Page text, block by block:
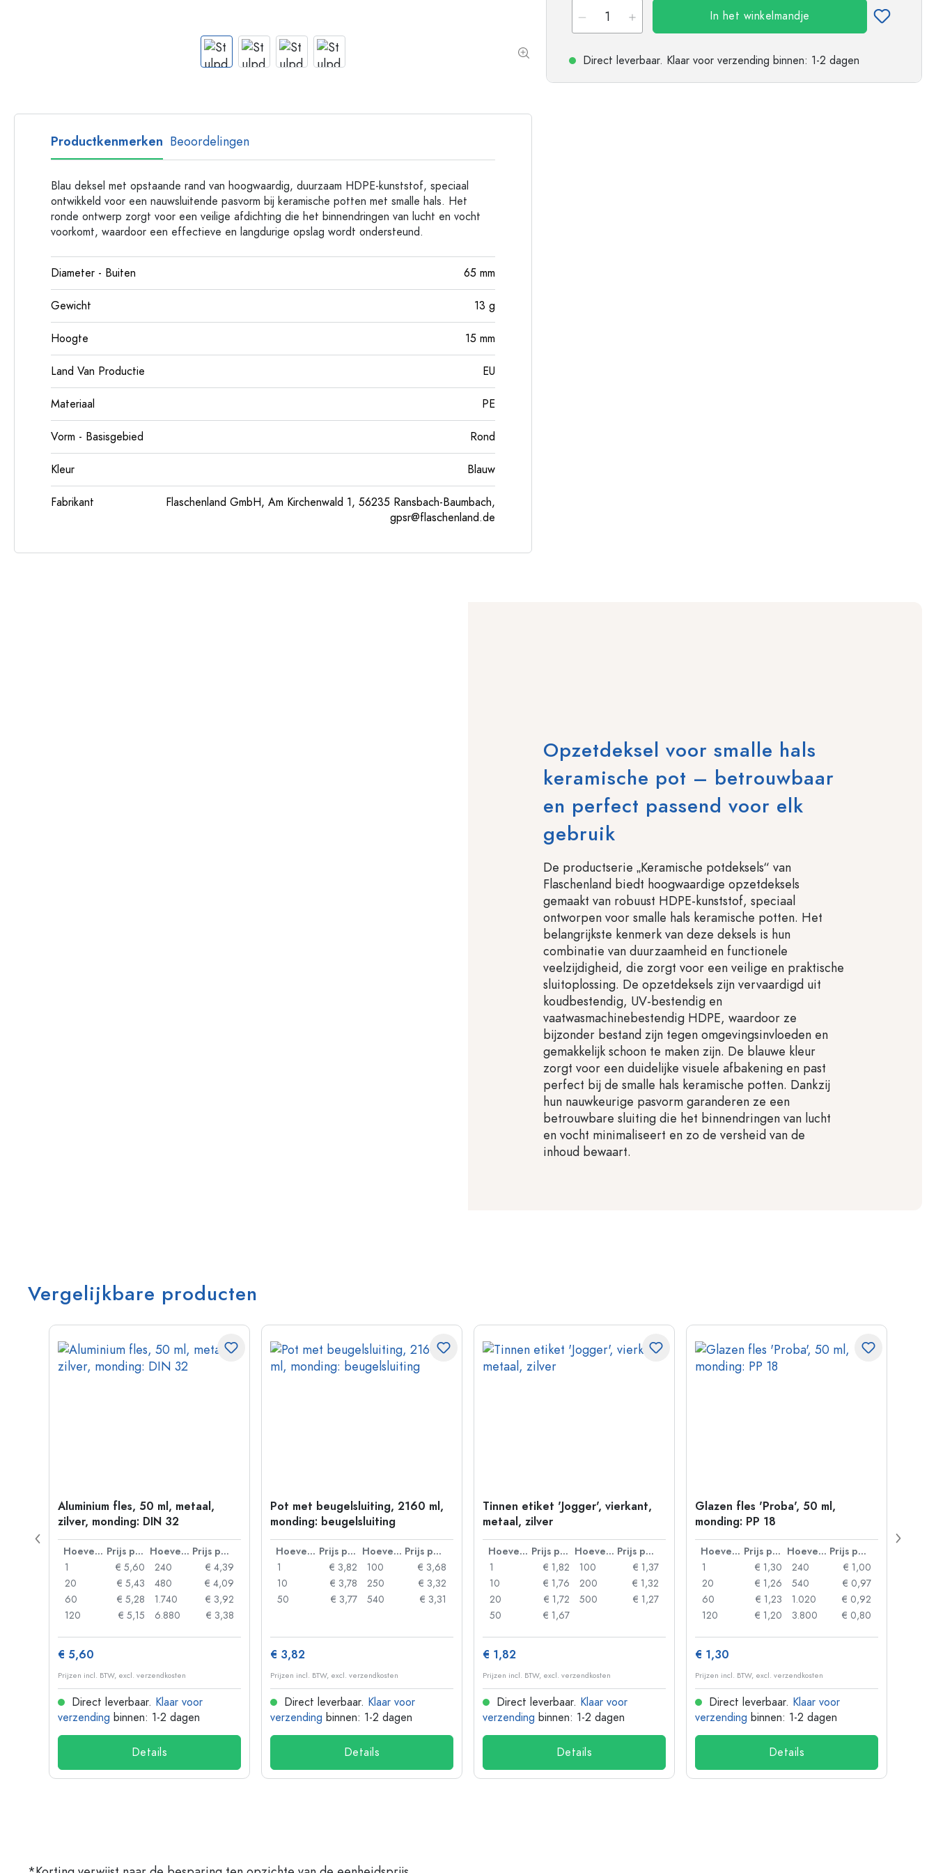
In het winkelmandje
Direct leverbaar. Klaar voor verzending binnen: 1-2 dagen
Productkenmerken Beoordelingen
Blau deksel met opstaande rand van hoogwaardig, duurzaam HDPE-kunststof, speciaal
ontwikkeld voor een nauwsluitende pasvorm bij keramische potten met smalle hals. Het
ronde ontwerp zorgt voor een veilige afdichting die het binnendringen van lucht en vocht
voorkomt, waardoor een effectieve en langdurige opslag wordt ondersteund.
Diameter - Buiten 65 mm
Gewicht 13 g
Hoogte 15 mm
Land Van Productie EU
Materiaal PE
Vorm - Basisgebied Rond
Kleur Blauw
Fabrikant
Flaschenland GmbH, Am Kirchenwald 1, 56235 Ransbach-Baumbach,
gpsr@flaschenland.de
Opzetdeksel voor smalle hals
keramische pot – betrouwbaar
en perfect passend voor elk
gebruik
De productserie „Keramische potdeksels“ van
Flaschenland biedt hoogwaardige opzetdeksels
gemaakt van robuust HDPE-kunststof, speciaal
ontworpen voor smalle hals keramische potten. Het
belangrijkste kenmerk van deze deksels is hun
combinatie van duurzaamheid en functionele
veelzijdigheid, die zorgt voor een veilige en praktische
sluitoplossing. De opzetdeksels zijn vervaardigd uit
koudbestendig, UV-bestendig en
vaatwasmachinebestendig HDPE, waardoor ze
bijzonder bestand zijn tegen omgevingsinvloeden en
gemakkelijk schoon te maken zijn. De blauwe kleur
zorgt voor een duidelijke visuele afbakening en past
perfect bij de smalle hals keramische potten. Dankzij
hun nauwkeurige pasvorm garanderen ze een
betrouwbare sluiting die het binnendringen van lucht
en vocht minimaliseert en zo de versheid van de
inhoud bewaart.
Vergelijkbare producten
Aluminium fles, 50 ml, metaal,
zilver, monding: DIN 32
Hoeveelheid Prijs per eenheid Hoeveelheid
Prijs per eenheid
1
€ 5,60
20
€ 5,43
60
€ 5,28
120
€ 5,15
240
€ 4,39
480
€ 4,09
1.740
€ 3,92
6.880
€ 3,38
€ 5,60
Prijzen incl. BTW, excl. verzendkosten
Direct leverbaar. Klaar voor
verzending binnen: 1-2 dagen
Details
Pot met beugelsluiting, 2160 ml,
monding: beugelsluiting
Hoeveelheid Prijs per eenheid Hoeveelheid
Prijs per eenheid
1
€ 3,82
10
€ 3,78
50
€ 3,77
100
€ 3,68
250
€ 3,32
540
€ 3,31
€ 3,82
Prijzen incl. BTW, excl. verzendkosten
Direct leverbaar. Klaar voor
verzending binnen: 1-2 dagen
Details
Tinnen etiket 'Jogger', vierkant,
metaal, zilver
Hoeveelheid Prijs per eenheid Hoeveelheid
Prijs per eenheid
1
€ 1,82
10
€ 1,76
20
€ 1,72
50
€ 1,67
100
€ 1,37
200
€ 1,32
500
€ 1,27
€ 1,82
Prijzen incl. BTW, excl. verzendkosten
Direct leverbaar. Klaar voor
verzending binnen: 1-2 dagen
Details
Glazen fles 'Proba', 50 ml,
monding: PP 18
Hoeveelheid Prijs per eenheid Hoeveelheid
Prijs per eenheid
1
€ 1,30
20
€ 1,26
60
€ 1,23
120
€ 1,20
240
€ 1,00
540
€ 0,97
1.020
€ 0,92
3.800
€ 0,80
€ 1,30
Prijzen incl. BTW, excl. verzendkosten
Direct leverbaar. Klaar voor
verzending binnen: 1-2 dagen
Details